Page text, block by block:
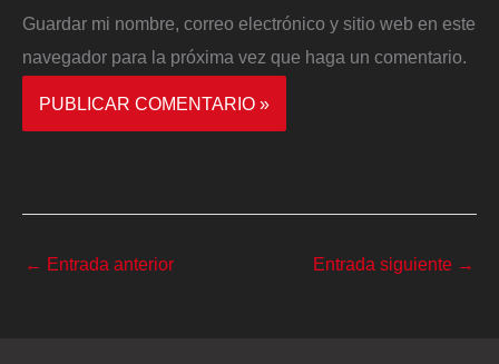
Guardar mi nombre, correo electrónico y sitio web en este
navegador para la próxima vez que haga un comentario.
← Entrada anterior Entrada siguiente →